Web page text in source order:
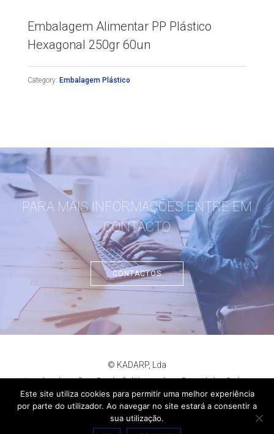
Embalagem Alimentar PP Plástico
Hexagonal 250gr 60un
Category: Embalagem Plástico
PARA MAIS INFORMAÇÕES ENTRE EM
CONTACTO
CONTACTOS
© KADARP, Lda
Livro de reclamações Resolução litígios online Privacidade
Cookies
criação de sites:criativo.net
Este site utiliza cookies para permitir uma melhor experiência
por parte do utilizador. Ao navegar no site estará a consentir a
sua utilização.